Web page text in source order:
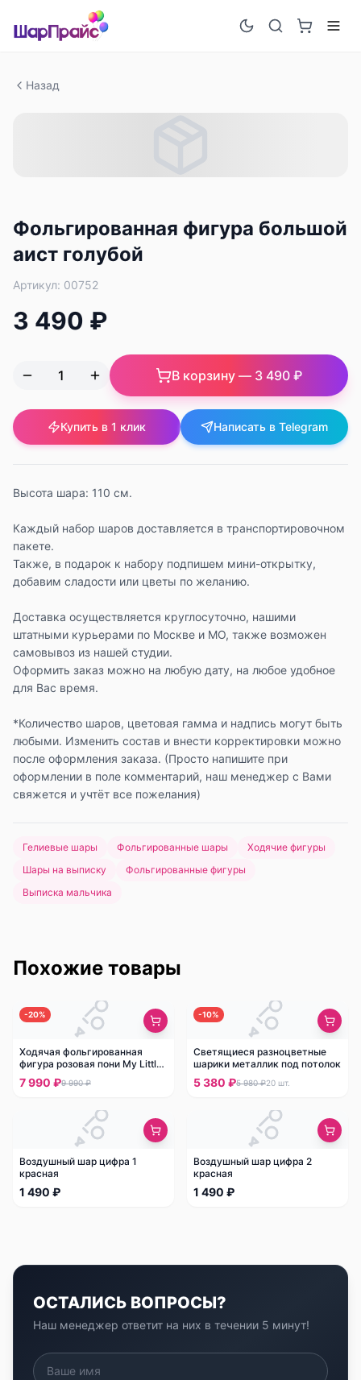
Назад
Фольгированная фигура большой
аист голубой
Артикул: 00752
3 490 ₽
В корзину — 3 490 ₽
Купить в 1 клик Написать в Telegram
Высота шара: 110 см.
Каждый набор шаров доставляется в транспортировочном
пакете.
Также, в подарок к набору подпишем мини-открытку,
добавим сладости или цветы по желанию.
Доставка осуществляется круглосуточно, нашими
штатными курьерами по Москве и МО, также возможен
самовывоз из нашей студии.
Оформить заказ можно на любую дату, на любое удобное
для Вас время.
*Количество шаров, цветовая гамма и надпись могут быть
любыми. Изменить состав и внести корректировки можно
после оформления заказа. (Просто напишите при
оформлении в поле комментарий, наш менеджер с Вами
свяжется и учтёт все пожелания)
Гелиевые шары Фольгированные шары
Ходячие фигуры
Шары на выписку
Фольгированные фигуры
Выписка мальчика
Похожие товары
-20%
Ходячая фольгированная
фигура розовая пони My Little
Pony
7 990 ₽9 990 ₽
-10%
Светящиеся разноцветные
шарики металлик под потолок
5 380 ₽5 980 ₽20 шт.
Воздушный шар цифра 1
красная
1 490 ₽
Воздушный шар цифра 2
красная
1 490 ₽
ОСТАЛИСЬ ВОПРОСЫ?
Наш менеджер ответит на них в течении 5 минут!